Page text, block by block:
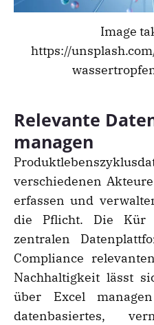
Image
https://
Relevante
managen
verschiedenen
erfassen und
die Pflicht. Die
zentralen
Compliance
Nachhaltigkeit lässt
über Excel
datenbasiertes,